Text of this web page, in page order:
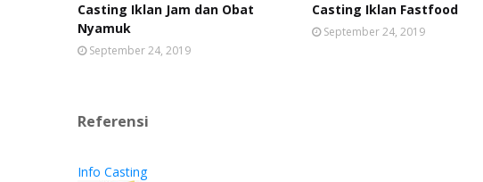
Casting Iklan Jam dan Obat
Nyamuk
September 24, 2019
Casting Iklan Fastfood
September 24, 2019
Referensi
Info Casting